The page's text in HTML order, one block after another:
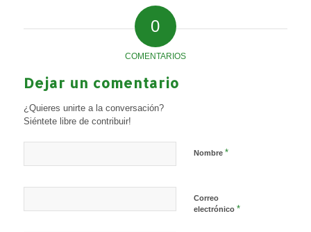
0
COMENTARIOS
Dejar un comentario
¿Quieres unirte a la conversación?
Siéntete libre de contribuir!
Nombre *
Correo
electrónico *